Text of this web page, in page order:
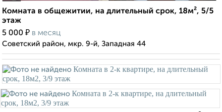
Комната в общежитии, на длительный срок, 18м², 5/5
этаж
5 000 ₽ в месяц
Советский район, мкр. 9-й, Западная 44